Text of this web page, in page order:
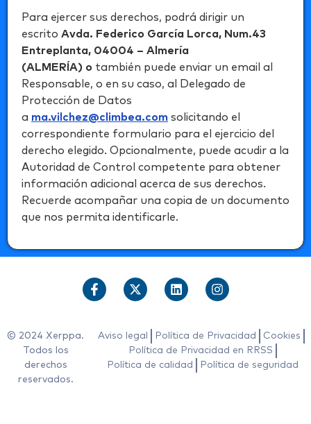
Para ejercer sus derechos, podrá dirigir un
escrito Avda. Federico García Lorca, Num.43
Entreplanta, 04004 – Almería
(ALMERÍA) o también puede enviar un email al
Responsable, o en su caso, al Delegado de
Protección de Datos
a ma.vilchez@climbea.com solicitando el
correspondiente formulario para el ejercicio del
derecho elegido. Opcionalmente, puede acudir a la
Autoridad de Control competente para obtener
información adicional acerca de sus derechos.
Recuerde acompañar una copia de un documento
que nos permita identificarle.
© 2024 Xerppa.
Todos los
derechos
reservados.
Aviso legal Política de Privacidad
Cookies
Política de Privacidad en RRSS
Política de calidad
Política de seguridad